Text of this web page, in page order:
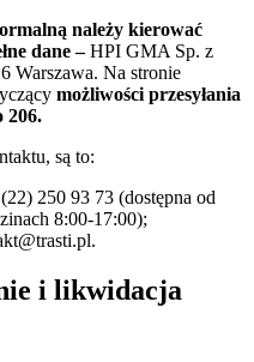
należy kierować
dane –HPI GMA Sp. z
Warszawa. Na stronie
możliwości przesyłania
206.
są to:
250 93 73 (dostępna od
8:00-17:00);
.
i likwidacja